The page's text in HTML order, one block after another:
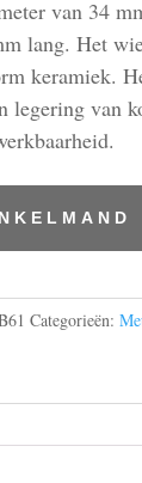
van 34
lang. Het
keramiek.
legering van
Categorieën: